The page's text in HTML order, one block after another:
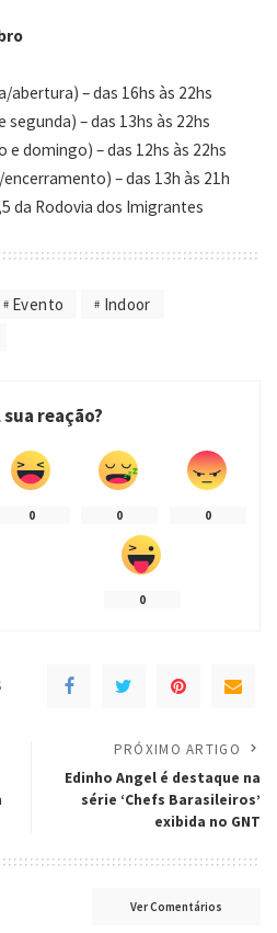
– das 16hs às 22hs
– das 13hs às 22hs
e domingo) – das 12hs às 22hs
– das 13h às 21h
da Rodovia dos Imigrantes
Evento
Indoor
sua reação?
0 0 0
0
PRÓXIMO ARTIGO
Edinho Angel é destaque na
série ‘Chefs Barasileiros’
exibida no GNT
Ver Comentários